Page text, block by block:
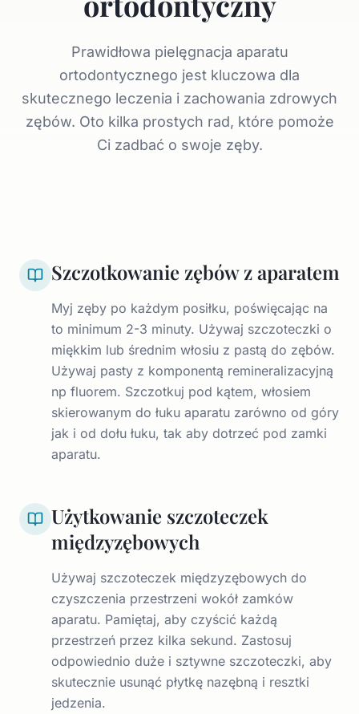
Prawidłowa pielęgnacja aparatu
ortodontycznego jest kluczowa dla
skutecznego leczenia i zachowania zdrowych
zębów. Oto kilka prostych rad, które pomoże
Ci zadbać o swoje zęby.
Szczotkowanie zębów z aparatem
Myj zęby po każdym posiłku, poświęcając na
to minimum 2-3 minuty. Używaj szczoteczki o
miękkim lub średnim włosiu z pastą do zębów.
Używaj pasty z komponentą remineralizacyjną
np fluorem. Szczotkuj pod kątem, włosiem
skierowanym do łuku aparatu zarówno od góry
jak i od dołu łuku, tak aby dotrzeć pod zamki
aparatu.
Użytkowanie szczoteczek
międzyzębowych
Używaj szczoteczek międzyzębowych do
czyszczenia przestrzeni wokół zamków
aparatu. Pamiętaj, aby czyścić każdą
przestrzeń przez kilka sekund. Zastosuj
odpowiednio duże i sztywne szczoteczki, aby
skutecznie usunąć płytkę nazębną i resztki
jedzenia.